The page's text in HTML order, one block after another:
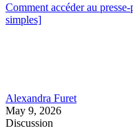
Comment accéder au
simples]
Alexandra Furet
May 9, 2026
Discussion